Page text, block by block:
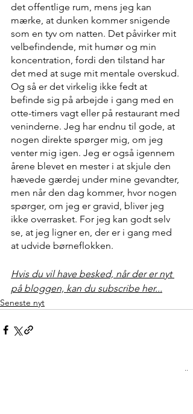
det offentlige rum, mens jeg kan
mærke, at dunken kommer snigende
som en tyv om natten. Det påvirker mit
velbefindende, mit humør og min
koncentration, fordi den tilstand har
det med at suge mit mentale overskud.
Og så er det virkelig ikke fedt at
befinde sig på arbejde i gang med en
otte-timers vagt eller på restaurant med
veninderne. Jeg har endnu til gode, at
nogen direkte spørger mig, om jeg
venter mig igen. Jeg er også igennem
årene blevet en mester i at skjule den
hævede gærdej under mine gevandter,
men når den dag kommer, hvor nogen
spørger, om jeg er gravid, bliver jeg
ikke overrasket. For jeg kan godt selv
se, at jeg ligner en, der er i gang med
at udvide børneflokken.
Hvis du vil have besked, når der er nyt
på bloggen, kan du subscribe her...
Seneste nyt
Se alle